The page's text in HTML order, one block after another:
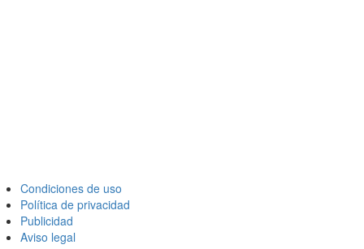
Condiciones de uso
Política de privacidad
Publicidad
Aviso legal